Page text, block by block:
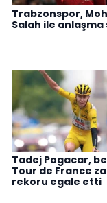
Trabzonspor,
Salah ile anlaşma
Tadej Pogacar,
Tour de France
rekoru egale etti